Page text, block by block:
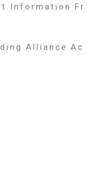
Information Fr
Alliance Ac